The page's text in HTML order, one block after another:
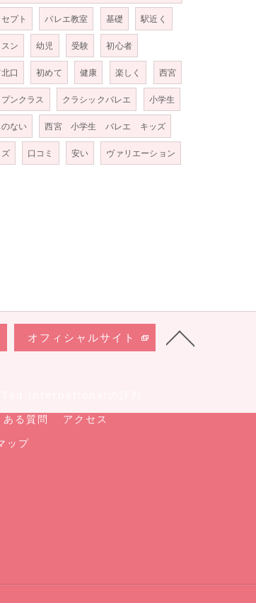
プト バレエ教室 基礎 駅近く
ン 幼児 受験 初心者
口 初めて 健康 楽しく 西宮
ンクラス クラシックバレエ 小学生
ない 西宮 小学生 バレエ キッズ
口コミ 安い ヴァリエーション
オフィシャルサイト
ある質問
アクセス
ップ